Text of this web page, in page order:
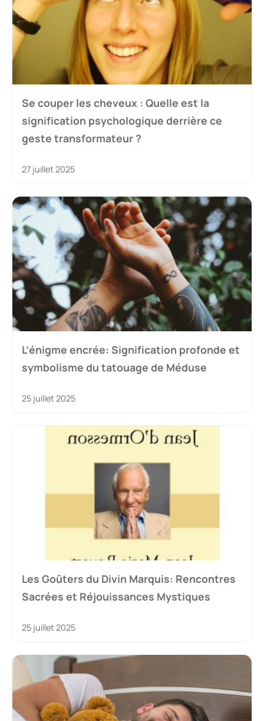
Se couper les cheveux : Quelle est la
signification psychologique derrière ce
geste transformateur ?
27 juillet 2025
L’énigme encrée: Signification profonde et
symbolisme du tatouage de Méduse
25 juillet 2025
Les Goûters du Divin Marquis: Rencontres
Sacrées et Réjouissances Mystiques
25 juillet 2025